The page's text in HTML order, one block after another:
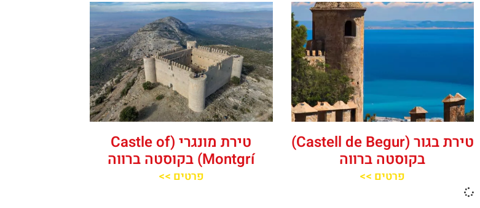
טירת בגור (Castell de Begur)
בקוסטה ברווה
פרטים >>
טירת מונגרי (Castle of
Montgrí) בקוסטה ברווה
פרטים >>